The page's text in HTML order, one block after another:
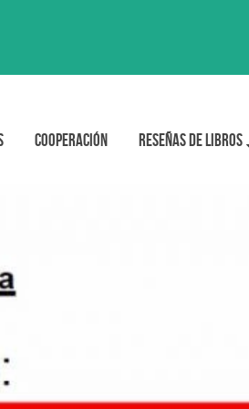
Cooperación Reseñas de libros